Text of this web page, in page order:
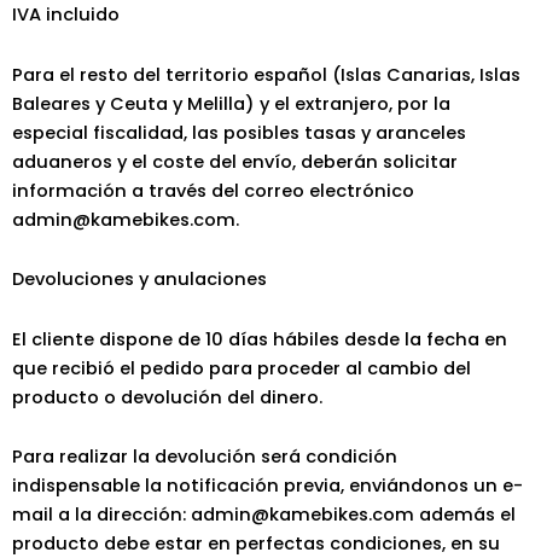
IVA incluido
Para el resto del territorio español (Islas Canarias, Islas
Baleares y Ceuta y Melilla) y el extranjero, por la
especial fiscalidad, las posibles tasas y aranceles
aduaneros y el coste del envío, deberán solicitar
información a través del correo electrónico
admin@kamebikes.com.
Devoluciones y anulaciones
El cliente dispone de 10 días hábiles desde la fecha en
que recibió el pedido para proceder al cambio del
producto o devolución del dinero.
Para realizar la devolución será condición
indispensable la notificación previa, enviándonos un e-
mail a la dirección: admin@kamebikes.com además el
producto debe estar en perfectas condiciones, en su